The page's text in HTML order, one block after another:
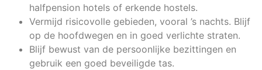
halfpension hotels of erkende hostels.
Vermijd risicovolle gebieden, vooral ’s nachts. Blijf
op de hoofdwegen en in goed verlichte straten.
Blijf bewust van de persoonlijke bezittingen en
gebruik een goed beveiligde tas.